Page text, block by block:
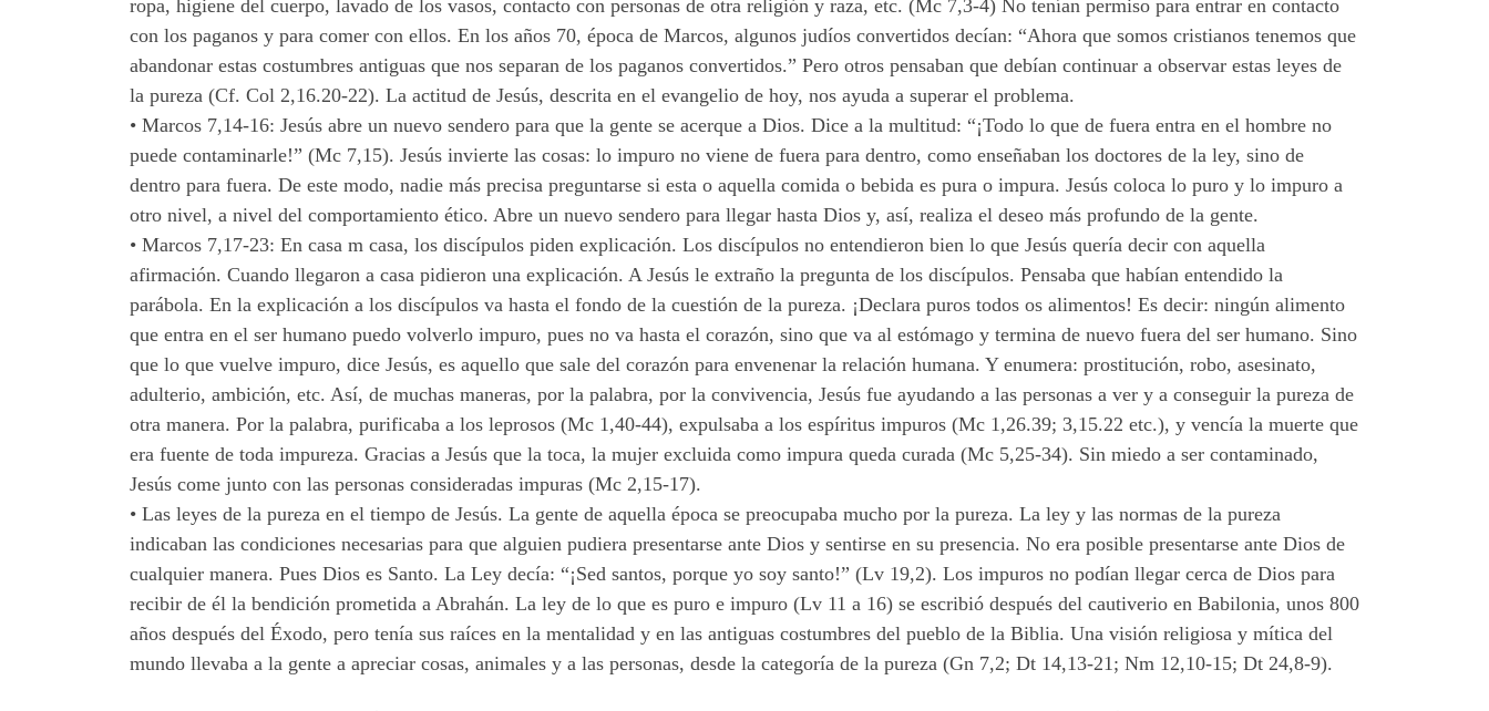
ropa, higiene del cuerpo, lavado de los vasos, contacto con personas de otra religión y raza, etc. (Mc 7,3-4) No tenían permiso para entrar en contacto
con los paganos y para comer con ellos. En los años 70, época de Marcos, algunos judíos convertidos decían: “Ahora que somos cristianos tenemos que
abandonar estas costumbres antiguas que nos separan de los paganos convertidos.” Pero otros pensaban que debían continuar a observar estas leyes de
la pureza (Cf. Col 2,16.20-22). La actitud de Jesús, descrita en el evangelio de hoy, nos ayuda a superar el problema.
• Marcos 7,14-16: Jesús abre un nuevo sendero para que la gente se acerque a Dios. Dice a la multitud: “¡Todo lo que de fuera entra en el hombre no
puede contaminarle!” (Mc 7,15). Jesús invierte las cosas: lo impuro no viene de fuera para dentro, como enseñaban los doctores de la ley, sino de
dentro para fuera. De este modo, nadie más precisa preguntarse si esta o aquella comida o bebida es pura o impura. Jesús coloca lo puro y lo impuro a
otro nivel, a nivel del comportamiento ético. Abre un nuevo sendero para llegar hasta Dios y, así, realiza el deseo más profundo de la gente.
• Marcos 7,17-23: En casa m casa, los discípulos piden explicación. Los discípulos no entendieron bien lo que Jesús quería decir con aquella
afirmación. Cuando llegaron a casa pidieron una explicación. A Jesús le extraño la pregunta de los discípulos. Pensaba que habían entendido la
parábola. En la explicación a los discípulos va hasta el fondo de la cuestión de la pureza. ¡Declara puros todos os alimentos! Es decir: ningún alimento
que entra en el ser humano puedo volverlo impuro, pues no va hasta el corazón, sino que va al estómago y termina de nuevo fuera del ser humano. Sino
que lo que vuelve impuro, dice Jesús, es aquello que sale del corazón para envenenar la relación humana. Y enumera: prostitución, robo, asesinato,
adulterio, ambición, etc. Así, de muchas maneras, por la palabra, por la convivencia, Jesús fue ayudando a las personas a ver y a conseguir la pureza de
otra manera. Por la palabra, purificaba a los leprosos (Mc 1,40-44), expulsaba a los espíritus impuros (Mc 1,26.39; 3,15.22 etc.), y vencía la muerte que
era fuente de toda impureza. Gracias a Jesús que la toca, la mujer excluida como impura queda curada (Mc 5,25-34). Sin miedo a ser contaminado,
Jesús come junto con las personas consideradas impuras (Mc 2,15-17).
• Las leyes de la pureza en el tiempo de Jesús. La gente de aquella época se preocupaba mucho por la pureza. La ley y las normas de la pureza
indicaban las condiciones necesarias para que alguien pudiera presentarse ante Dios y sentirse en su presencia. No era posible presentarse ante Dios de
cualquier manera. Pues Dios es Santo. La Ley decía: “¡Sed santos, porque yo soy santo!” (Lv 19,2). Los impuros no podían llegar cerca de Dios para
recibir de él la bendición prometida a Abrahán. La ley de lo que es puro e impuro (Lv 11 a 16) se escribió después del cautiverio en Babilonia, unos 800
años después del Éxodo, pero tenía sus raíces en la mentalidad y en las antiguas costumbres del pueblo de la Biblia. Una visión religiosa y mítica del
mundo llevaba a la gente a apreciar cosas, animales y a las personas, desde la categoría de la pureza (Gn 7,2; Dt 14,13-21; Nm 12,10-15; Dt 24,8-9).